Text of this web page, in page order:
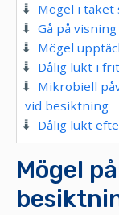
Mögel i taket
Gå på
Mögel
Dålig lukt i
Mikrobiell
vid besiktning
Dålig lukt
Mögel